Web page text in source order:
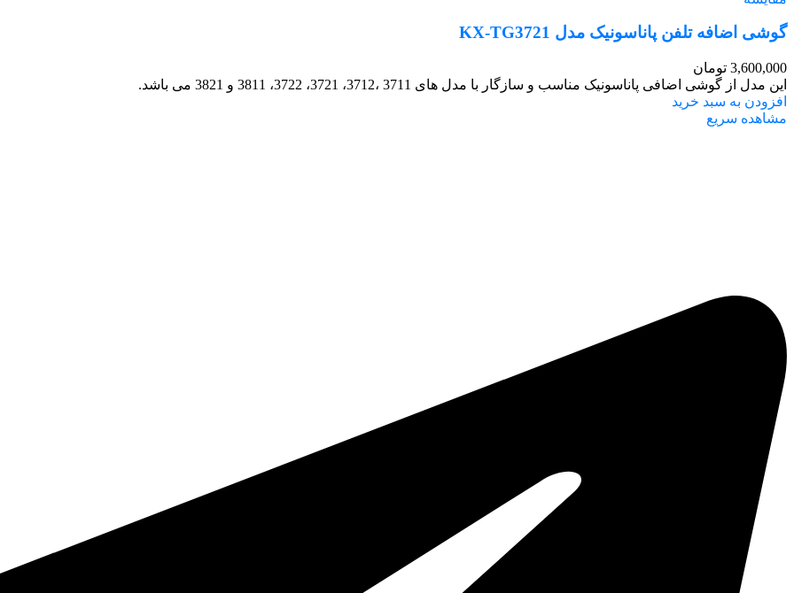
گوشی اضافه تلفن پاناسونیک مدل KX-TG3721
3,600,000 تومان
این مدل از گوشی اضافی پاناسونیک مناسب و سازگار با مدل‌ های 3711 ،3712، 3721، 3722، 3811 و 3821 می باشد.
افزودن به سبد خرید
مشاهده سریع